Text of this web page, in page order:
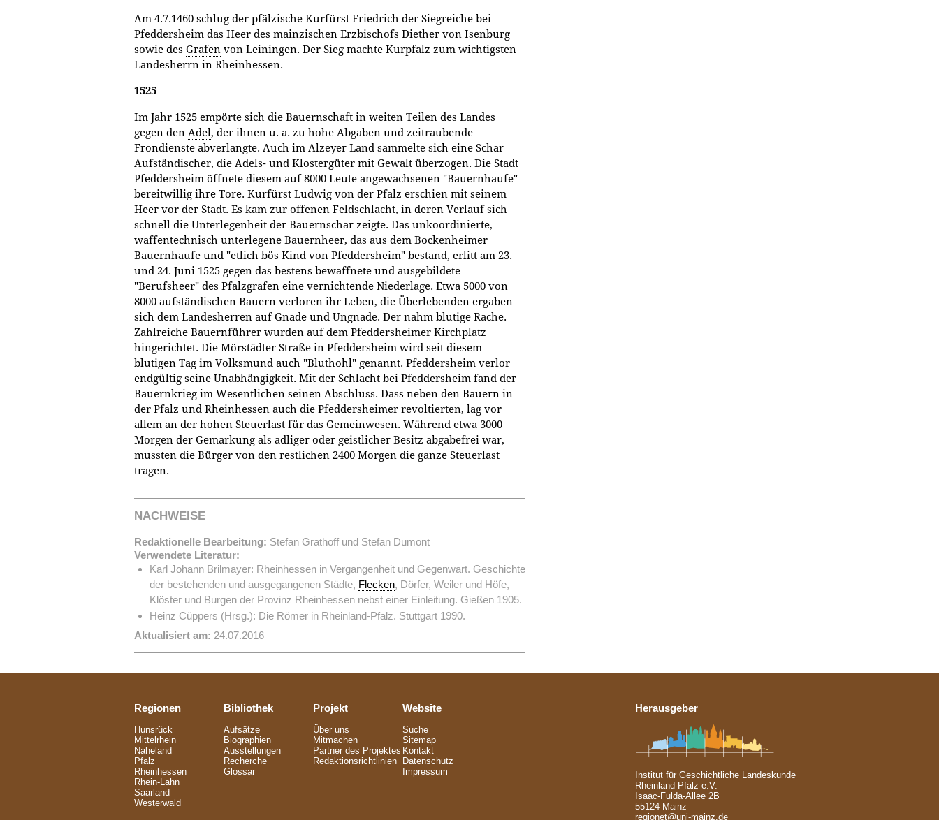
Am 4.7.1460 schlug der pfälzische Kurfürst Friedrich der Siegreiche bei
Pfeddersheim das Heer des mainzischen Erzbischofs Diether von Isenburg
sowie des Grafen von Leiningen. Der Sieg machte Kurpfalz zum wichtigsten
Landesherrn in Rheinhessen.
1525
Im Jahr 1525 empörte sich die Bauernschaft in weiten Teilen des Landes
gegen den Adel, der ihnen u. a. zu hohe Abgaben und zeitraubende
Frondienste abverlangte. Auch im Alzeyer Land sammelte sich eine Schar
Aufständischer, die Adels- und Klostergüter mit Gewalt überzogen. Die Stadt
Pfeddersheim öffnete diesem auf 8000 Leute angewachsenen "Bauernhaufe"
bereitwillig ihre Tore. Kurfürst Ludwig von der Pfalz erschien mit seinem
Heer vor der Stadt. Es kam zur offenen Feldschlacht, in deren Verlauf sich
schnell die Unterlegenheit der Bauernschar zeigte. Das unkoordinierte,
waffentechnisch unterlegene Bauernheer, das aus dem Bockenheimer
Bauernhaufe und "etlich bös Kind von Pfeddersheim" bestand, erlitt am 23.
und 24. Juni 1525 gegen das bestens bewaffnete und ausgebildete
"Berufsheer" des Pfalzgrafen eine vernichtende Niederlage. Etwa 5000 von
8000 aufständischen Bauern verloren ihr Leben, die Überlebenden ergaben
sich dem Landesherren auf Gnade und Ungnade. Der nahm blutige Rache.
Zahlreiche Bauernführer wurden auf dem Pfeddersheimer Kirchplatz
hingerichtet. Die Mörstädter Straße in Pfeddersheim wird seit diesem
blutigen Tag im Volksmund auch "Bluthohl" genannt. Pfeddersheim verlor
endgültig seine Unabhängigkeit. Mit der Schlacht bei Pfeddersheim fand der
Bauernkrieg im Wesentlichen seinen Abschluss. Dass neben den Bauern in
der Pfalz und Rheinhessen auch die Pfeddersheimer revoltierten, lag vor
allem an der hohen Steuerlast für das Gemeinwesen. Während etwa 3000
Morgen der Gemarkung als adliger oder geistlicher Besitz abgabefrei war,
mussten die Bürger von den restlichen 2400 Morgen die ganze Steuerlast
tragen.
NACHWEISE
Redaktionelle Bearbeitung: Stefan Grathoff und Stefan Dumont
Verwendete Literatur:
Karl Johann Brilmayer: Rheinhessen in Vergangenheit und Gegenwart. Geschichte
der bestehenden und ausgegangenen Städte, Flecken, Dörfer, Weiler und Höfe,
Klöster und Burgen der Provinz Rheinhessen nebst einer Einleitung. Gießen 1905.
Heinz Cüppers (Hrsg.): Die Römer in Rheinland-Pfalz. Stuttgart 1990.
Aktualisiert am: 24.07.2016
Regionen
Hunsrück
Mittelrhein
Naheland
Pfalz
Rheinhessen
Rhein-Lahn
Saarland
Westerwald
Bibliothek
Aufsätze
Biographien
Ausstellungen
Recherche
Glossar
Projekt
Über uns
Mitmachen
Partner des Projektes
Redaktionsrichtlinien
Website
Suche
Sitemap
Kontakt
Datenschutz
Impressum
Herausgeber
Institut für Geschichtliche Landeskunde
Rheinland-Pfalz e.V.
Isaac-Fulda-Allee 2B
55124 Mainz
regionet@uni-mainz.de